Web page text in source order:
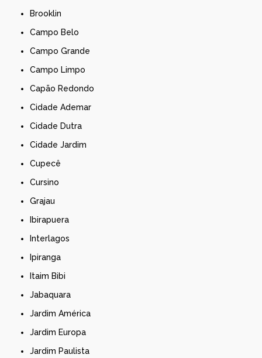
Brooklin
Campo Belo
Campo Grande
Campo Limpo
Capão Redondo
Cidade Ademar
Cidade Dutra
Cidade Jardim
Cupecê
Cursino
Grajau
Ibirapuera
Interlagos
Ipiranga
Itaim Bibi
Jabaquara
Jardim América
Jardim Europa
Jardim Paulista